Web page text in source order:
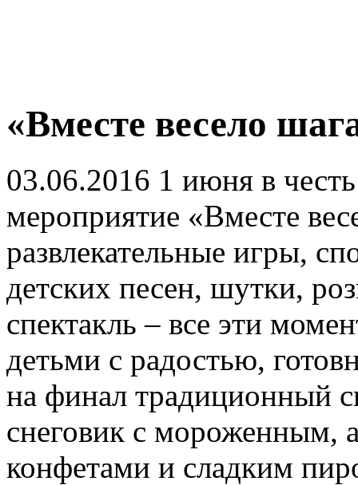
«Вместе весело
03.06.2016 1 июня в
мероприятие «Вместе
развлекательные игры,
детских песен, шутки,
спектакль – все эти
детьми с радостью,
на финал традиционный
снеговик с мороженным,
конфетами и сладким